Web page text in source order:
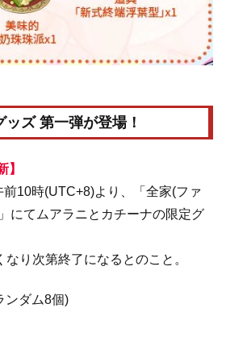
ッズ 第一弾が登場！
】
10時(UTC+8)より、「全家(ファ
にてムアラニとカチーナの限定グ
り次第終了になるとのこと。
ンダム8個)